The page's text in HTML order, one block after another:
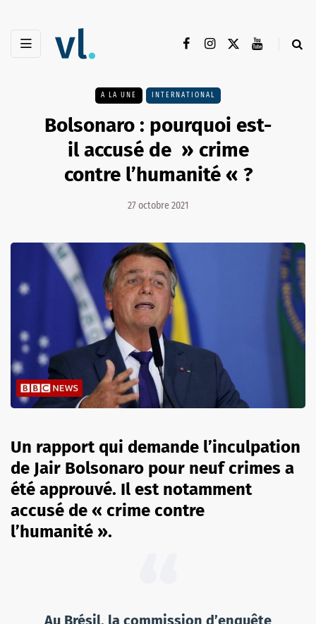
A LA UNE INTERNATIONAL
Bolsonaro : pourquoi est-
il accusé de » crime
contre l’humanité « ?
27 octobre 2021
Un rapport qui demande l’inculpation
de Jair Bolsonaro pour neuf crimes a
été approuvé. Il est notamment
accusé de « crime contre
l’humanité ».